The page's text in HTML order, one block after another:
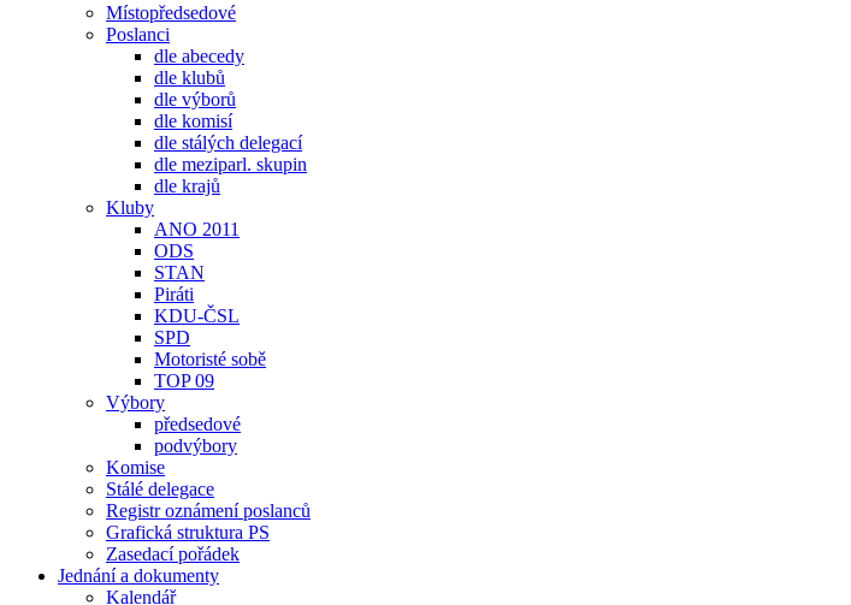
Místopředsedové
Poslanci
dle abecedy
dle klubů
dle výborů
dle komisí
dle stálých delegací
dle meziparl. skupin
dle krajů
Kluby
ANO 2011
ODS
STAN
Piráti
KDU-ČSL
SPD
Motoristé sobě
TOP 09
Výbory
předsedové
podvýbory
Komise
Stálé delegace
Registr oznámení poslanců
Grafická struktura PS
Zasedací pořádek
Jednání a dokumenty
Kalendář